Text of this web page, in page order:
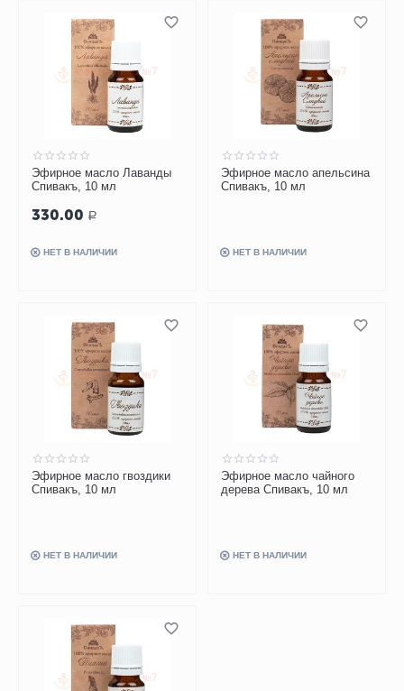
Эфирное масло Лаванды
Спивакъ, 10 мл
330.00 Р
НЕТ В НАЛИЧИИ
Эфирное масло апельсина
Спивакъ, 10 мл
НЕТ В НАЛИЧИИ
Эфирное масло гвоздики
Спивакъ, 10 мл
НЕТ В НАЛИЧИИ
Эфирное масло чайного
дерева Спивакъ, 10 мл
НЕТ В НАЛИЧИИ